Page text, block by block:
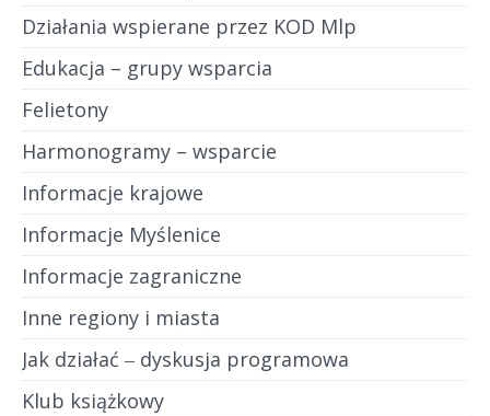
Działania wspierane przez KOD Mlp
Edukacja – grupy wsparcia
Felietony
Harmonogramy – wsparcie
Informacje krajowe
Informacje Myślenice
Informacje zagraniczne
Inne regiony i miasta
Jak działać ‒ dyskusja programowa
Klub książkowy